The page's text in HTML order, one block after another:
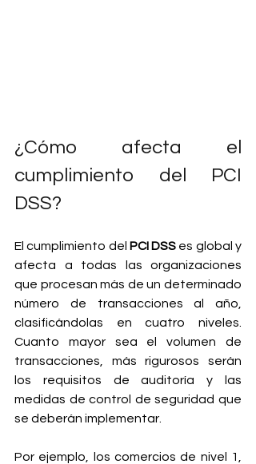
¿Cómo afecta el
cumplimiento del PCI
DSS?
El cumplimiento del PCI DSS es global y
afecta a todas las organizaciones
que procesan más de un determinado
número de transacciones al año,
clasificándolas en cuatro niveles.
Cuanto mayor sea el volumen de
transacciones, más rigurosos serán
los requisitos de auditoría y las
medidas de control de seguridad que
se deberán implementar.
Por ejemplo, los comercios de nivel 1,